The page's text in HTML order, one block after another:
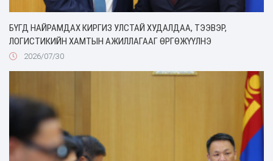
БҮГД НАЙРАМДАХ КИРГИЗ УЛСТАЙ ХУДАЛДАА, ТЭЭВЭР,
ЛОГИСТИКИЙН ХАМТЫН АЖИЛЛАГААГ ӨРГӨЖҮҮЛНЭ
2026/07/30